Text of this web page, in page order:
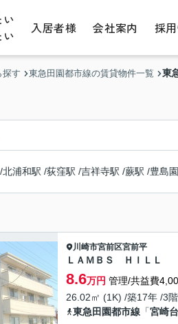
入居者様 会社案内 採
探す 東急田園都市線の賃貸物件一覧 東
/北浦和駅 /荻窪駅 /吉祥寺駅 /蕨駅 /豊島
川崎市宮前区宮前平
ＬＡＭＢＳ ＨＩＬＬ
8.6万円 管理/共益費
26.02㎡ (1K) /築17年 /3
東急田園都市線 「宮崎台